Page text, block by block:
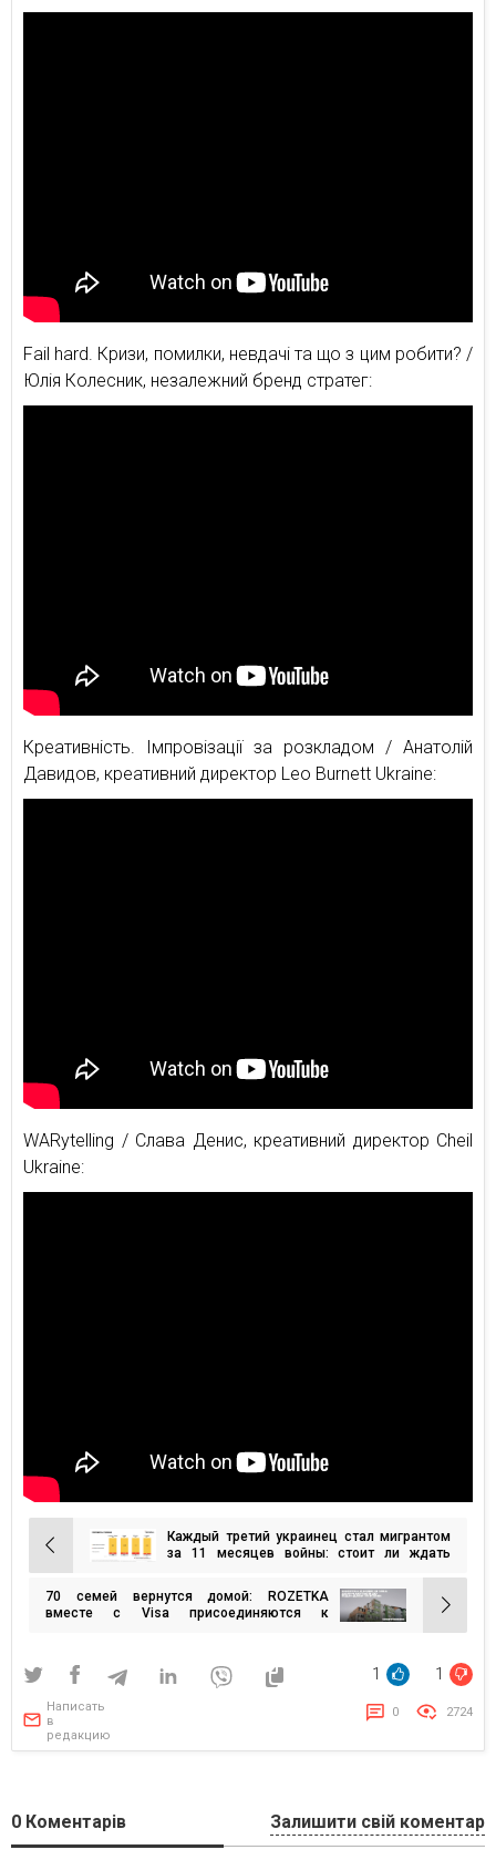
Fail hard. Кризи, помилки, невдачі та що з цим робити? /
Юлія Колесник, незалежний бренд стратег:
Креативність. Імпровізації за розкладом / Анатолій
Давидов, креативний директор Leo Burnett Ukraine:
WARytelling / Слава Денис, креативний директор Cheil
Ukraine:
Навигация
по
записям
Каждый третий украинец стал мигрантом
за 11 месяцев войны: стоит ли ждать
планируют вернуться или уехали
навсегда? — исследование Gradus
Research
70 семей вернутся домой: ROZETKA
вместе с Visa присоединяются к
1 1
Написать
в
редакцию
0 2724
0 Коментарів Залишити свій коментар